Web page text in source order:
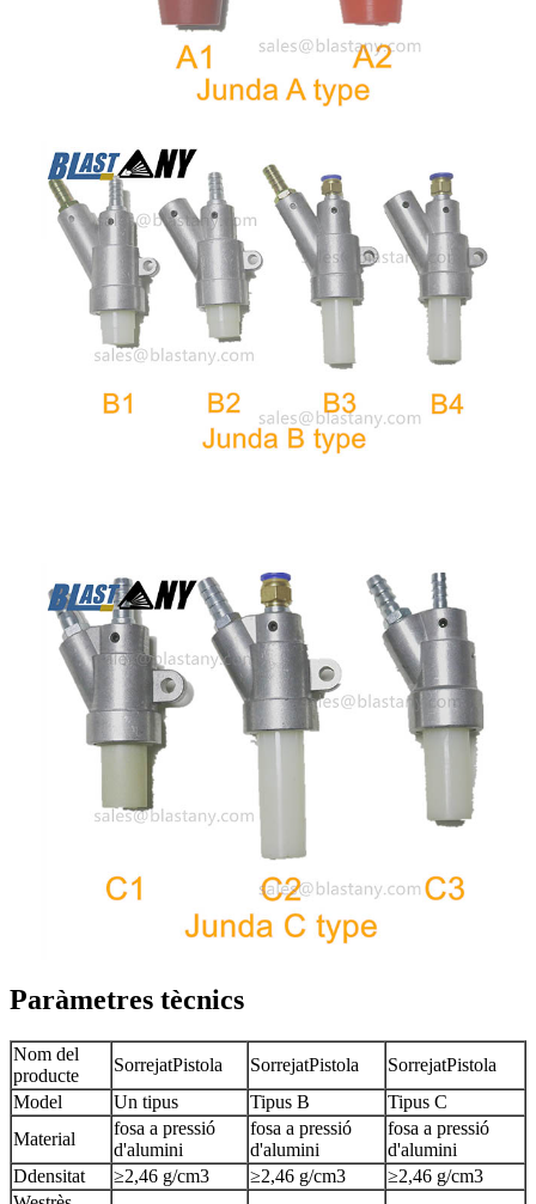
Paràmetres tècnics
Nom del
producte
SorrejatPistola SorrejatPistola SorrejatPistola
Model
Un tipus Tipus B
Tipus C
Material
fosa a pressió
d'alumini
fosa a pressió
d'alumini
fosa a pressió
d'alumini
Ddensitat ≥2,46 g/cm3 ≥2,46 g/cm3
≥2,46 g/cm3